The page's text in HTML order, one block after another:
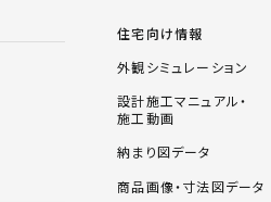
住宅向け情報
外観シミュレーション
設計施工マニュアル・
施工動画
納まり図データ
商品画像・寸法図データ